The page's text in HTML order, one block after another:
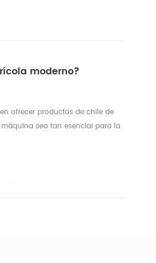
moderno?
ofrecer productos de chile de
sea tan esencial para la